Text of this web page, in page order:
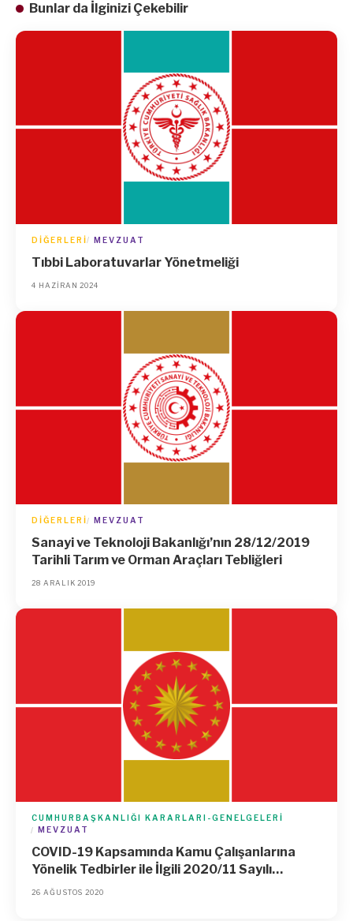
Bunlar da İlginizi Çekebilir
DIĞERLERI MEVZUAT
Tıbbi Laboratuvarlar Yönetmeliği
4 HAZIRAN 2024
DIĞERLERI MEVZUAT
Sanayi ve Teknoloji Bakanlığı’nın 28/12/2019
Tarihli Tarım ve Orman Araçları Tebliğleri
28 ARALIK 2019
CUMHURBAŞKANLIĞI KARARLARI-GENELGELERI
MEVZUAT
COVID-19 Kapsamında Kamu Çalışanlarına
Yönelik Tedbirler ile İlgili 2020/11 Sayılı
Cumhurbaşkanlığı Genelgesi
26 AĞUSTOS 2020